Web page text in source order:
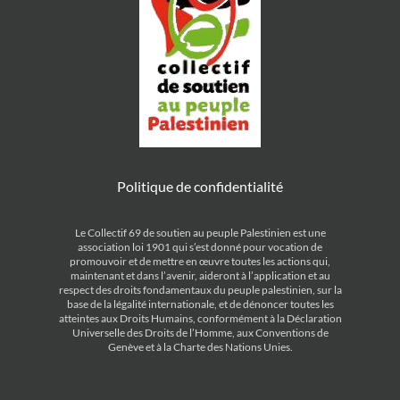
Politique de confidentialité
Le Collectif 69 de soutien au peuple Palestinien est une
association loi 1901 qui s’est donné pour vocation de
promouvoir et de mettre en œuvre toutes les actions qui,
maintenant et dans l’avenir, aideront à l’application et au
respect des droits fondamentaux du peuple palestinien, sur la
base de la légalité internationale, et de dénoncer toutes les
atteintes aux Droits Humains, conformément à la Déclaration
Universelle des Droits de l’Homme, aux Conventions de
Genève et à la Charte des Nations Unies.